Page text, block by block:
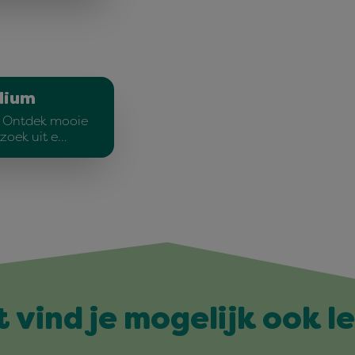
mooie
uit e…
vind je mogelijk ook